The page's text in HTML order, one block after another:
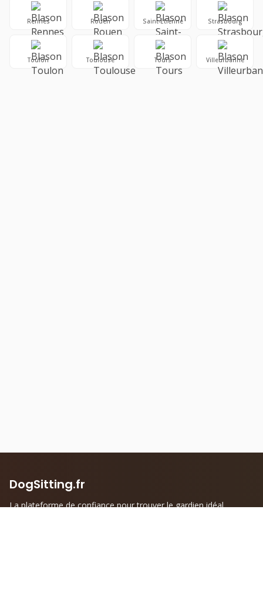
Rennes Rouen Saint-Etienne Strasbourg
Toulon Toulouse Tours Villeurbanne
DogSitting.fr
La plateforme de confiance pour trouver le gardien idéal